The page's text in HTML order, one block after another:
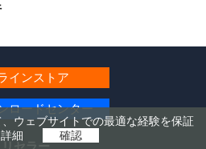
ウェブサイトでの最適な経験を保証
詳細 確認
インストア
ロードセンター